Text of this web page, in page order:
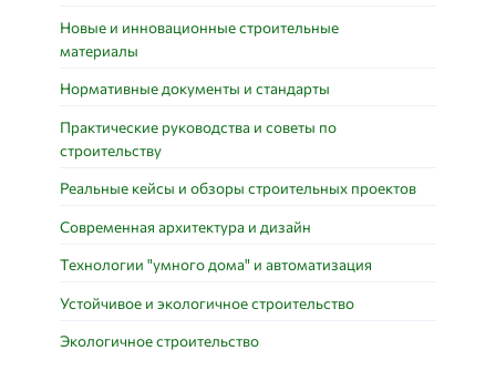
Новые и инновационные строительные
материалы
Нормативные документы и стандарты
Практические руководства и советы по
строительству
Реальные кейсы и обзоры строительных проектов
Современная архитектура и дизайн
Технологии "умного дома" и автоматизация
Устойчивое и экологичное строительство
Экологичное строительство